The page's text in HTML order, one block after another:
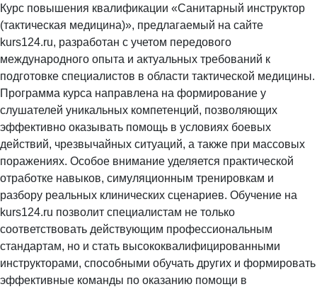
Курс повышения квалификации «Санитарный инструктор
(тактическая медицина)», предлагаемый на сайте
kurs124.ru, разработан с учетом передового
международного опыта и актуальных требований к
подготовке специалистов в области тактической медицины.
Программа курса направлена на формирование у
слушателей уникальных компетенций, позволяющих
эффективно оказывать помощь в условиях боевых
действий, чрезвычайных ситуаций, а также при массовых
поражениях. Особое внимание уделяется практической
отработке навыков, симуляционным тренировкам и
разбору реальных клинических сценариев. Обучение на
kurs124.ru позволит специалистам не только
соответствовать действующим профессиональным
стандартам, но и стать высококвалифицированными
инструкторами, способными обучать других и формировать
эффективные команды по оказанию помощи в